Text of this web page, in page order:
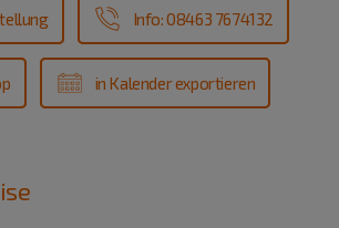
Info: 08463 7674132
in Kalender exportieren